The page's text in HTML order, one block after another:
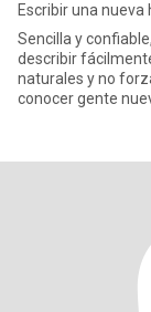
Escribir una nueva
Sencilla y
describir
naturales y no
conocer gente